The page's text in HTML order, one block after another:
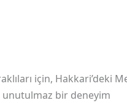
için, Hakkari’deki
unutulmaz bir deneyim